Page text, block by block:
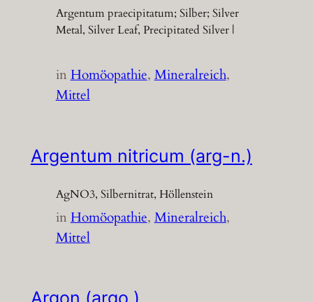
Argentum praecipitatum; Silber; Silver
Metal, Silver Leaf, Precipitated Silver |
inHomöopathie, Mineralreich
Mittel
Argentum nitricum (arg-n.)
AgNO3, Silbernitrat, Höllenstein
inHomöopathie, Mineralreich
Mittel